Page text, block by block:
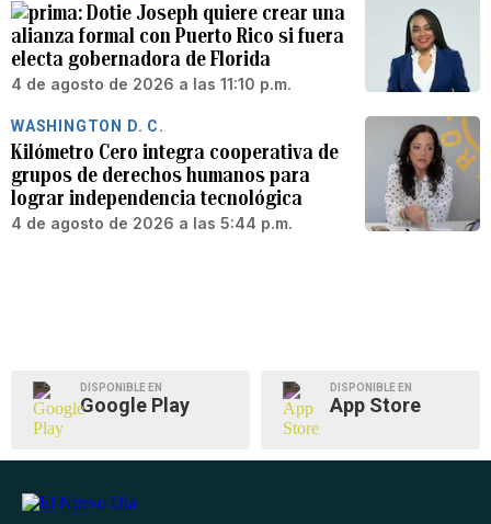
Dotie Joseph quiere crear una
alianza formal con Puerto Rico si fuera
electa gobernadora de Florida
4 de agosto de 2026 a las 11:10 p.m.
WASHINGTON D. C.
Kilómetro Cero integra cooperativa de
grupos de derechos humanos para
lograr independencia tecnológica
4 de agosto de 2026 a las 5:44 p.m.
DISPONIBLE EN
Google Play
DISPONIBLE EN
App Store